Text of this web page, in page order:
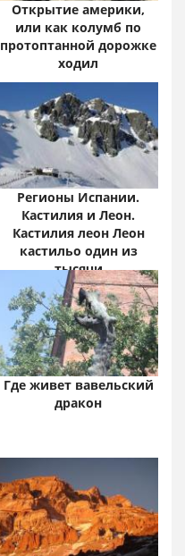
Открытие америки,
или как колумб по
протоптанной дорожке
ходил
Регионы Испании.
Кастилия и Леон.
Кастилия леон Леон
кастильо один из
тысячи
Где живет вавельский
дракон